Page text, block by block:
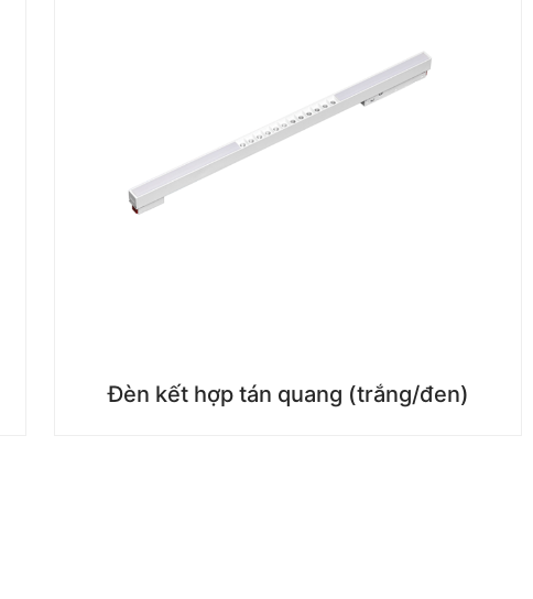
Đèn kết hợp tán quang (trắng/đen)